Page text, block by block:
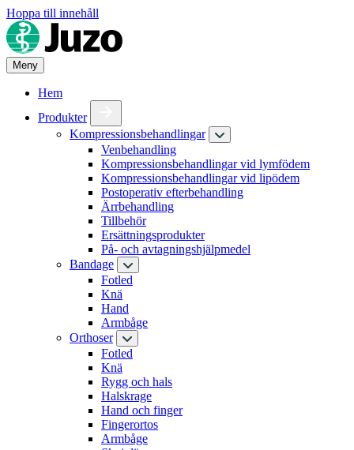
Hoppa till innehåll
Meny
Hem
Produkter
Kompressionsbehandlingar
Venbehandling
Kompressionsbehandlingar vid lymfödem
Kompressionsbehandlingar vid lipödem
Postoperativ efterbehandling
Ärrbehandling
Tillbehör
Ersättningsprodukter
På- och avtagningshjälpmedel
Bandage
Fotled
Knä
Hand
Armbåge
Orthoser
Fotled
Knä
Rygg och hals
Halskrage
Hand och finger
Fingerortos
Armbåge